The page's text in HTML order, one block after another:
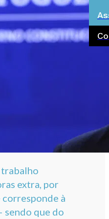
extra, por
corresponde à
sendo que do